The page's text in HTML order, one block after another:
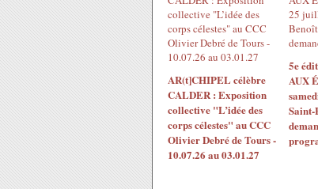
AR(t]CHIPEL célèbre
CALDER : Exposition
collective "L’idée des
corps célestes" au CCC
Olivier Debré de Tours -
10.07.26 au 03.01.27
5e
AUX